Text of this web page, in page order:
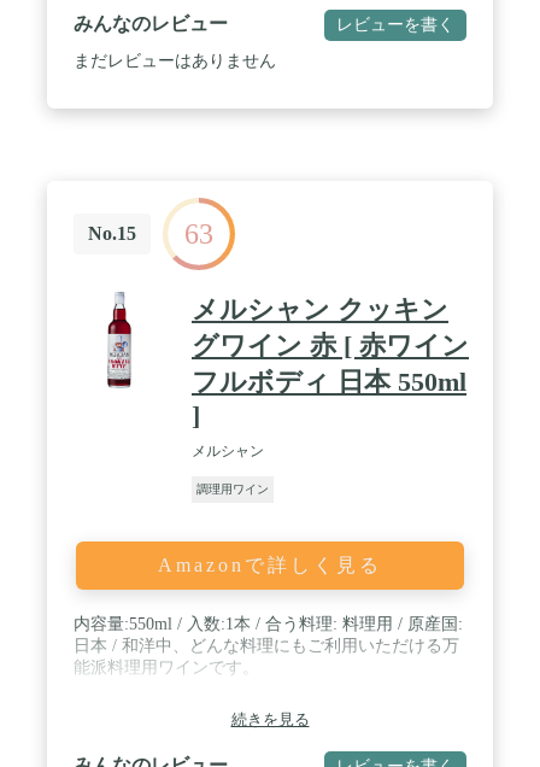
みんなのレビュー レビューを書く
まだレビューはありません
No.15 63
メルシャン クッキン
グワイン 赤 [ 赤ワイン
フルボディ 日本 550ml
]
メルシャン
調理用ワイン
Amazonで詳しく見る
内容量:550ml / 入数:1本 / 合う料理: 料理用 / 原産国:
日本 / 和洋中、どんな料理にもご利用いただける万
能派料理用ワインです。
続きを見る